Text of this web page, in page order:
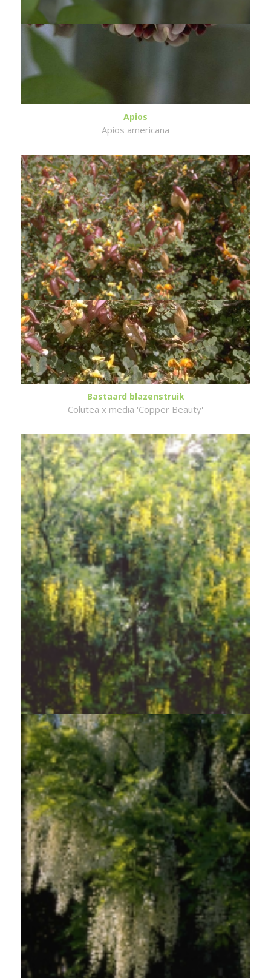
Apios
Apios americana
Bastaard blazenstruik
Colutea x media 'Copper Beauty'
Bastaardgoudenregen
Laburnum x watereri 'Vossii'
Blauweregen
Wisteria floribunda 'Shiro-noda'